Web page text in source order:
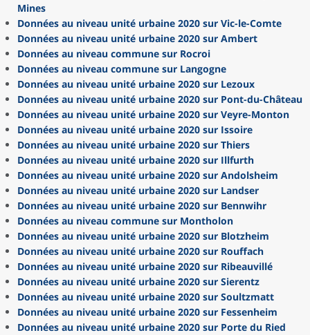
Mines
Données au niveau unité urbaine 2020 sur Vic-le-Comte
Données au niveau unité urbaine 2020 sur Ambert
Données au niveau commune sur Rocroi
Données au niveau commune sur Langogne
Données au niveau unité urbaine 2020 sur Lezoux
Données au niveau unité urbaine 2020 sur Pont-du-Château
Données au niveau unité urbaine 2020 sur Veyre-Monton
Données au niveau unité urbaine 2020 sur Issoire
Données au niveau unité urbaine 2020 sur Thiers
Données au niveau unité urbaine 2020 sur Illfurth
Données au niveau unité urbaine 2020 sur Andolsheim
Données au niveau unité urbaine 2020 sur Landser
Données au niveau unité urbaine 2020 sur Bennwihr
Données au niveau commune sur Montholon
Données au niveau unité urbaine 2020 sur Blotzheim
Données au niveau unité urbaine 2020 sur Rouffach
Données au niveau unité urbaine 2020 sur Ribeauvillé
Données au niveau unité urbaine 2020 sur Sierentz
Données au niveau unité urbaine 2020 sur Soultzmatt
Données au niveau unité urbaine 2020 sur Fessenheim
Données au niveau unité urbaine 2020 sur Porte du Ried